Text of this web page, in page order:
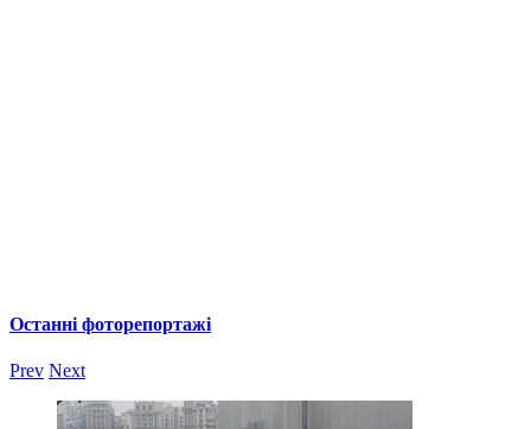
Останні фоторепортажі
Prev Next